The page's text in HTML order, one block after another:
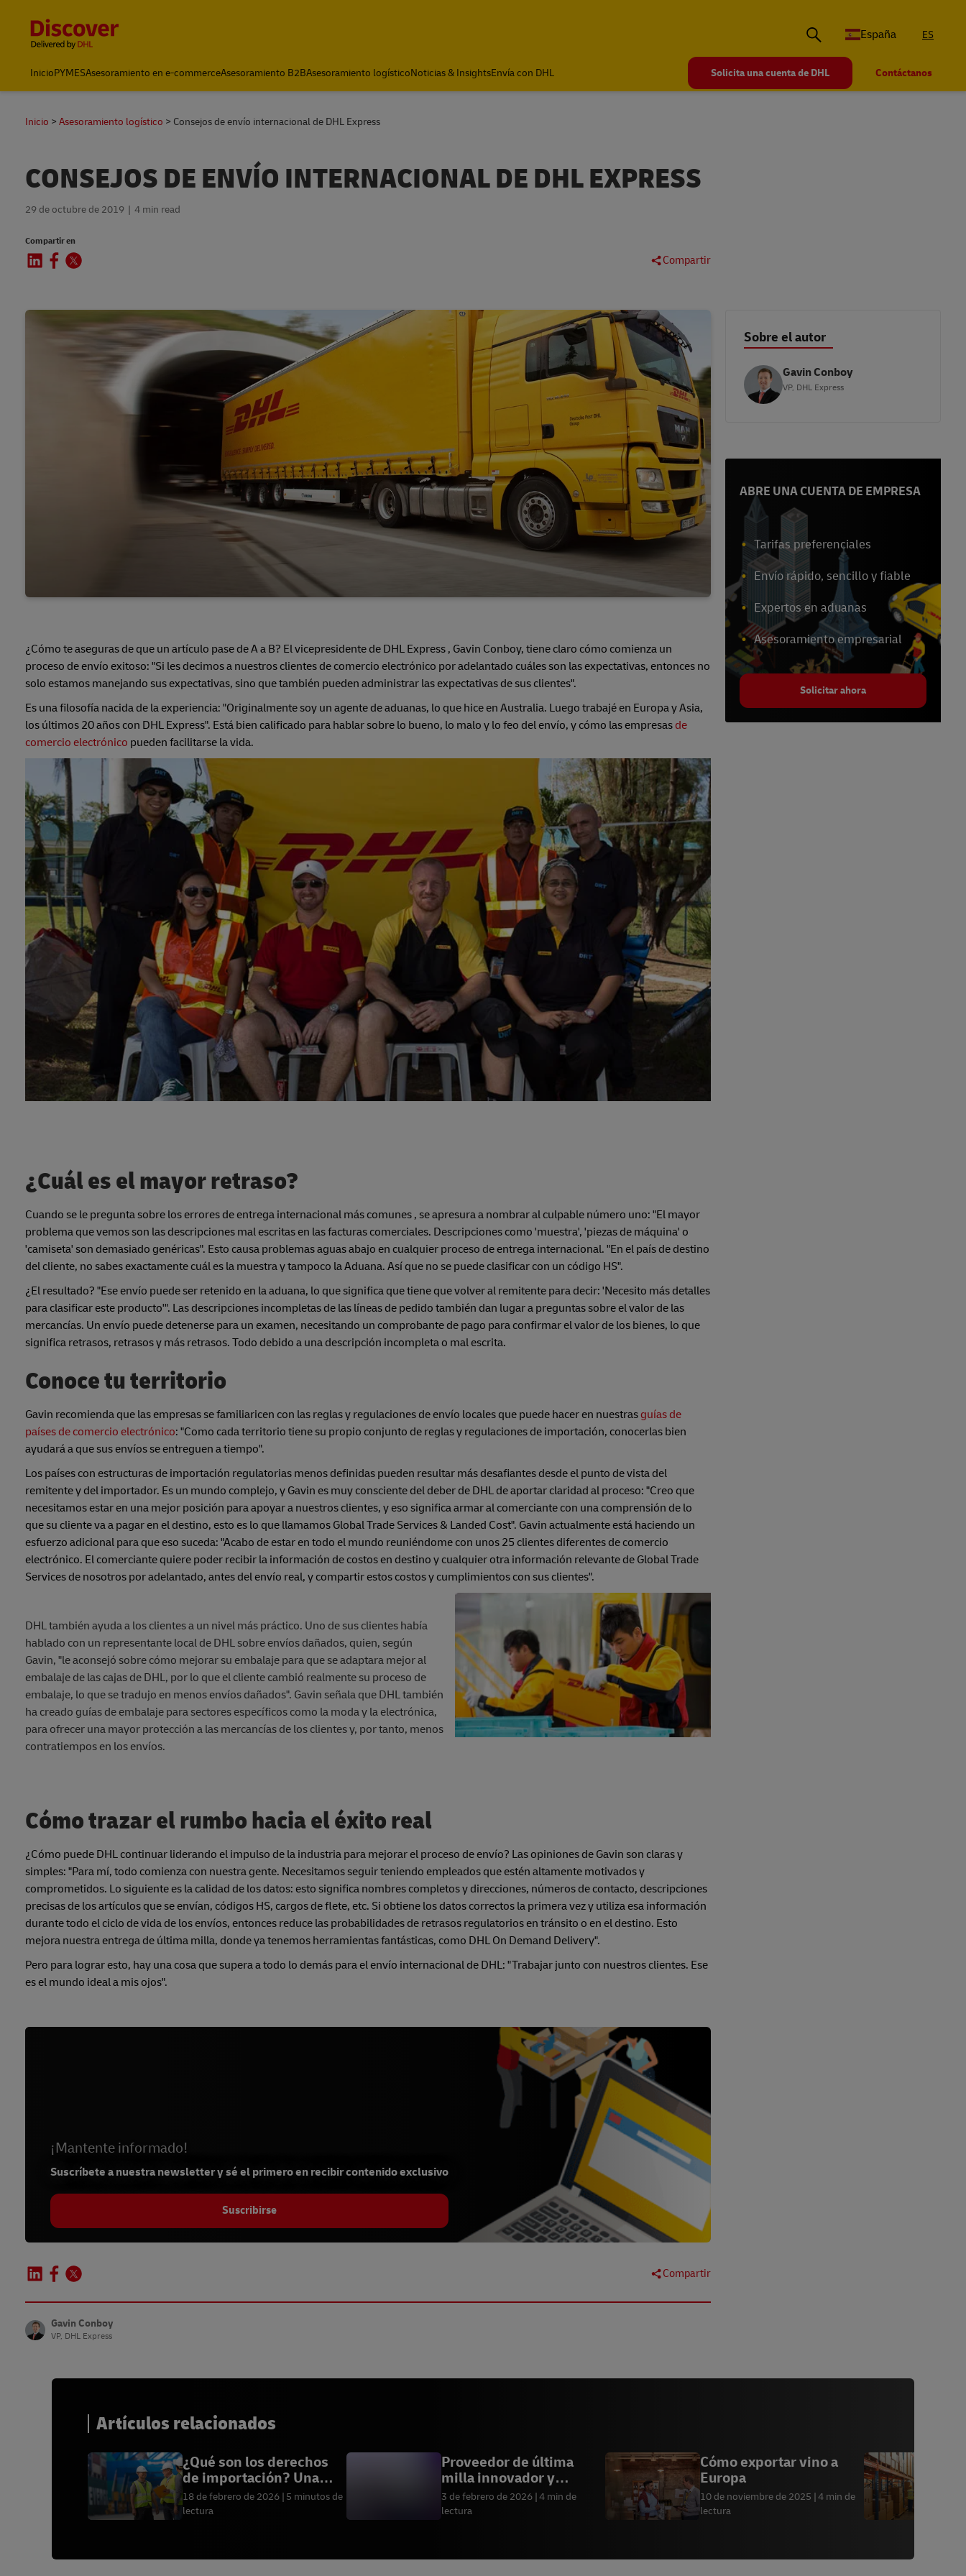
España
ES
InicioPYMESAsesoramiento en e-commerceAsesoramiento B2BAsesoramiento logísticoNoticias & InsightsEnvía con DHL Solicita una cuenta de DHL Contáctanos
Inicio Asesoramiento logístico Consejos de envío internacional de DHL Express
CONSEJOS DE ENVÍO INTERNACIONAL DE DHL EXPRESS
29 de octubre de 2019 4 min read
Compartir en
Compartir
¿Cómo te aseguras de que un artículo pase de A a B? El vicepresidente de DHL Express , Gavin Conboy, tiene claro cómo comienza un
proceso de envío exitoso: "Si les decimos a nuestros clientes de comercio electrónico por adelantado cuáles son las expectativas, entonces no
solo estamos manejando sus expectativas, sino que también pueden administrar las expectativas de sus clientes".
Es una filosofía nacida de la experiencia: "Originalmente soy un agente de aduanas, lo que hice en Australia. Luego trabajé en Europa y Asia,
los últimos 20 años con DHL Express". Está bien calificado para hablar sobre lo bueno, lo malo y lo feo del envío, y cómo las empresas de
comercio electrónico pueden facilitarse la vida.
¿Cuál es el mayor retraso?
Cuando se le pregunta sobre los errores de entrega internacional más comunes , se apresura a nombrar al culpable número uno: "El mayor
problema que vemos son las descripciones mal escritas en las facturas comerciales. Descripciones como 'muestra', 'piezas de máquina' o
'camiseta' son demasiado genéricas". Esto causa problemas aguas abajo en cualquier proceso de entrega internacional. "En el país de destino
del cliente, no sabes exactamente cuál es la muestra y tampoco la Aduana. Así que no se puede clasificar con un código HS".
¿El resultado? "Ese envío puede ser retenido en la aduana, lo que significa que tiene que volver al remitente para decir: 'Necesito más detalles
para clasificar este producto'". Las descripciones incompletas de las líneas de pedido también dan lugar a preguntas sobre el valor de las
mercancías. Un envío puede detenerse para un examen, necesitando un comprobante de pago para confirmar el valor de los bienes, lo que
significa retrasos, retrasos y más retrasos. Todo debido a una descripción incompleta o mal escrita.
Conoce tu territorio
Gavin recomienda que las empresas se familiaricen con las reglas y regulaciones de envío locales que puede hacer en nuestras guías de
países de comercio electrónico: "Como cada territorio tiene su propio conjunto de reglas y regulaciones de importación, conocerlas bien
ayudará a que sus envíos se entreguen a tiempo".
Los países con estructuras de importación regulatorias menos definidas pueden resultar más desafiantes desde el punto de vista del
remitente y del importador. Es un mundo complejo, y Gavin es muy consciente del deber de DHL de aportar claridad al proceso: "Creo que
necesitamos estar en una mejor posición para apoyar a nuestros clientes, y eso significa armar al comerciante con una comprensión de lo
que su cliente va a pagar en el destino, esto es lo que llamamos Global Trade Services & Landed Cost". Gavin actualmente está haciendo un
esfuerzo adicional para que eso suceda: "Acabo de estar en todo el mundo reuniéndome con unos 25 clientes diferentes de comercio
electrónico. El comerciante quiere poder recibir la información de costos en destino y cualquier otra información relevante de Global Trade
Services de nosotros por adelantado, antes del envío real, y compartir estos costos y cumplimientos con sus clientes".
DHL también ayuda a los clientes a un nivel más práctico. Uno de sus clientes había
hablado con un representante local de DHL sobre envíos dañados, quien, según
Gavin, "le aconsejó sobre cómo mejorar su embalaje para que se adaptara mejor al
embalaje de las cajas de DHL, por lo que el cliente cambió realmente su proceso de
embalaje, lo que se tradujo en menos envíos dañados". Gavin señala que DHL también
ha creado guías de embalaje para sectores específicos como la moda y la electrónica,
para ofrecer una mayor protección a las mercancías de los clientes y, por tanto, menos
contratiempos en los envíos.
Cómo trazar el rumbo hacia el éxito real
¿Cómo puede DHL continuar liderando el impulso de la industria para mejorar el proceso de envío? Las opiniones de Gavin son claras y
simples: "Para mí, todo comienza con nuestra gente. Necesitamos seguir teniendo empleados que estén altamente motivados y
comprometidos. Lo siguiente es la calidad de los datos: esto significa nombres completos y direcciones, números de contacto, descripciones
precisas de los artículos que se envían, códigos HS, cargos de flete, etc. Si obtiene los datos correctos la primera vez y utiliza esa información
durante todo el ciclo de vida de los envíos, entonces reduce las probabilidades de retrasos regulatorios en tránsito o en el destino. Esto
mejora nuestra entrega de última milla, donde ya tenemos herramientas fantásticas, como DHL On Demand Delivery".
Pero para lograr esto, hay una cosa que supera a todo lo demás para el envío internacional de DHL: "Trabajar junto con nuestros clientes. Ese
es el mundo ideal a mis ojos".
¡Mantente informado!
Suscríbete a nuestra newsletter y sé el primero en recibir contenido exclusivo
Suscribirse
Sobre el autor
Gavin Conboy
VP, DHL Express
ABRE UNA CUENTA DE EMPRESA
Tarifas preferenciales
Envío rápido, sencillo y fiable
Expertos en aduanas
Asesoramiento empresarial
Solicitar ahora
Compartir
Gavin Conboy
VP, DHL Express
Artículos relacionados
¿Qué son los derechos
de importación? Una
guía completa.
18 de febrero de 2026 5 minutos de
lectura
Proveedor de última
milla innovador y
eficiente
3 de febrero de 2026 4 min de
lectura
Cómo exportar vino a
Europa
10 de noviembre de 2025 4 min de
lectura